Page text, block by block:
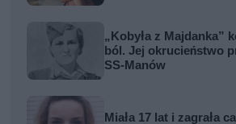
„Kobyła z Majdanka”
ból. Jej okrucieństwo
SS-Manów
Miała 17 lat i zagrała